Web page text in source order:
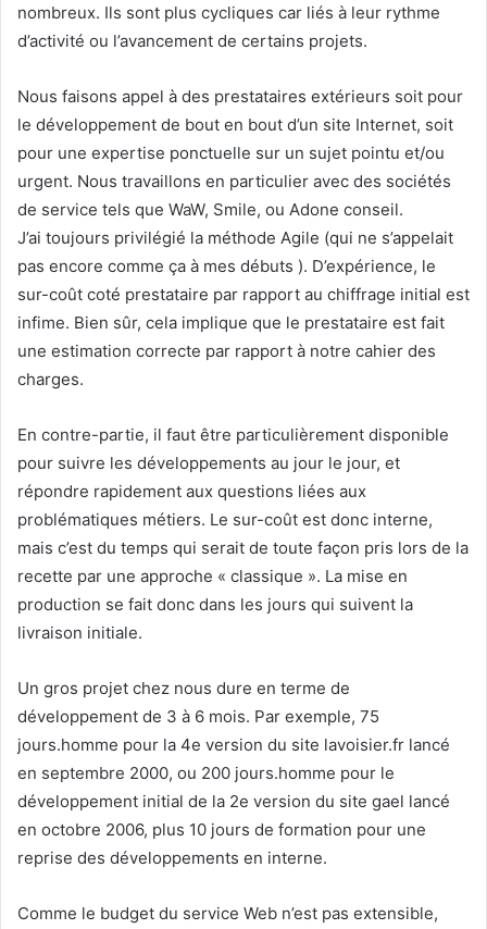
nombreux. Ils sont plus cycliques car liés à leur rythme
d’activité ou l’avancement de certains projets.
Nous faisons appel à des prestataires extérieurs soit pour
le développement de bout en bout d’un site Internet, soit
pour une expertise ponctuelle sur un sujet pointu et/ou
urgent. Nous travaillons en particulier avec des sociétés
de service tels que WaW, Smile, ou Adone conseil.
J’ai toujours privilégié la méthode Agile (qui ne s’appelait
pas encore comme ça à mes débuts ). D’expérience, le
sur-coût coté prestataire par rapport au chiffrage initial est
infime. Bien sûr, cela implique que le prestataire est fait
une estimation correcte par rapport à notre cahier des
charges.
En contre-partie, il faut être particulièrement disponible
pour suivre les développements au jour le jour, et
répondre rapidement aux questions liées aux
problématiques métiers. Le sur-coût est donc interne,
mais c’est du temps qui serait de toute façon pris lors de la
recette par une approche « classique ». La mise en
production se fait donc dans les jours qui suivent la
livraison initiale.
Un gros projet chez nous dure en terme de
développement de 3 à 6 mois. Par exemple, 75
jours.homme pour la 4e version du site lavoisier.fr lancé
en septembre 2000, ou 200 jours.homme pour le
développement initial de la 2e version du site gael lancé
en octobre 2006, plus 10 jours de formation pour une
reprise des développements en interne.
Comme le budget du service Web n’est pas extensible,